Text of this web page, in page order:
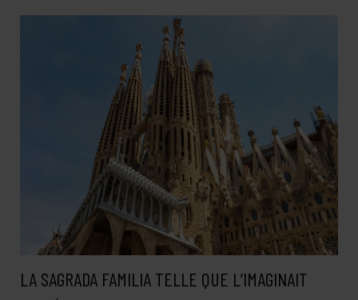
LA SAGRADA FAMILIA TELLE QUE L’IMAGINAIT